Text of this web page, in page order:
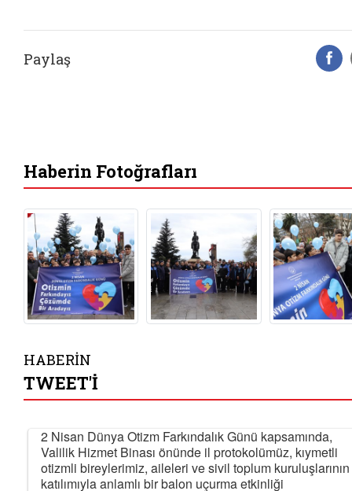
Paylaş
Haberin Fotoğrafları
HABERİN
TWEET'İ
2 Nisan Dünya Otizm Farkındalık Günü kapsamında,
Valilik Hizmet Binası önünde il protokolümüz, kıymetli
otizmli bireylerimiz, aileleri ve sivil toplum kuruluşlarının
katılımıyla anlamlı bir balon uçurma etkinliği